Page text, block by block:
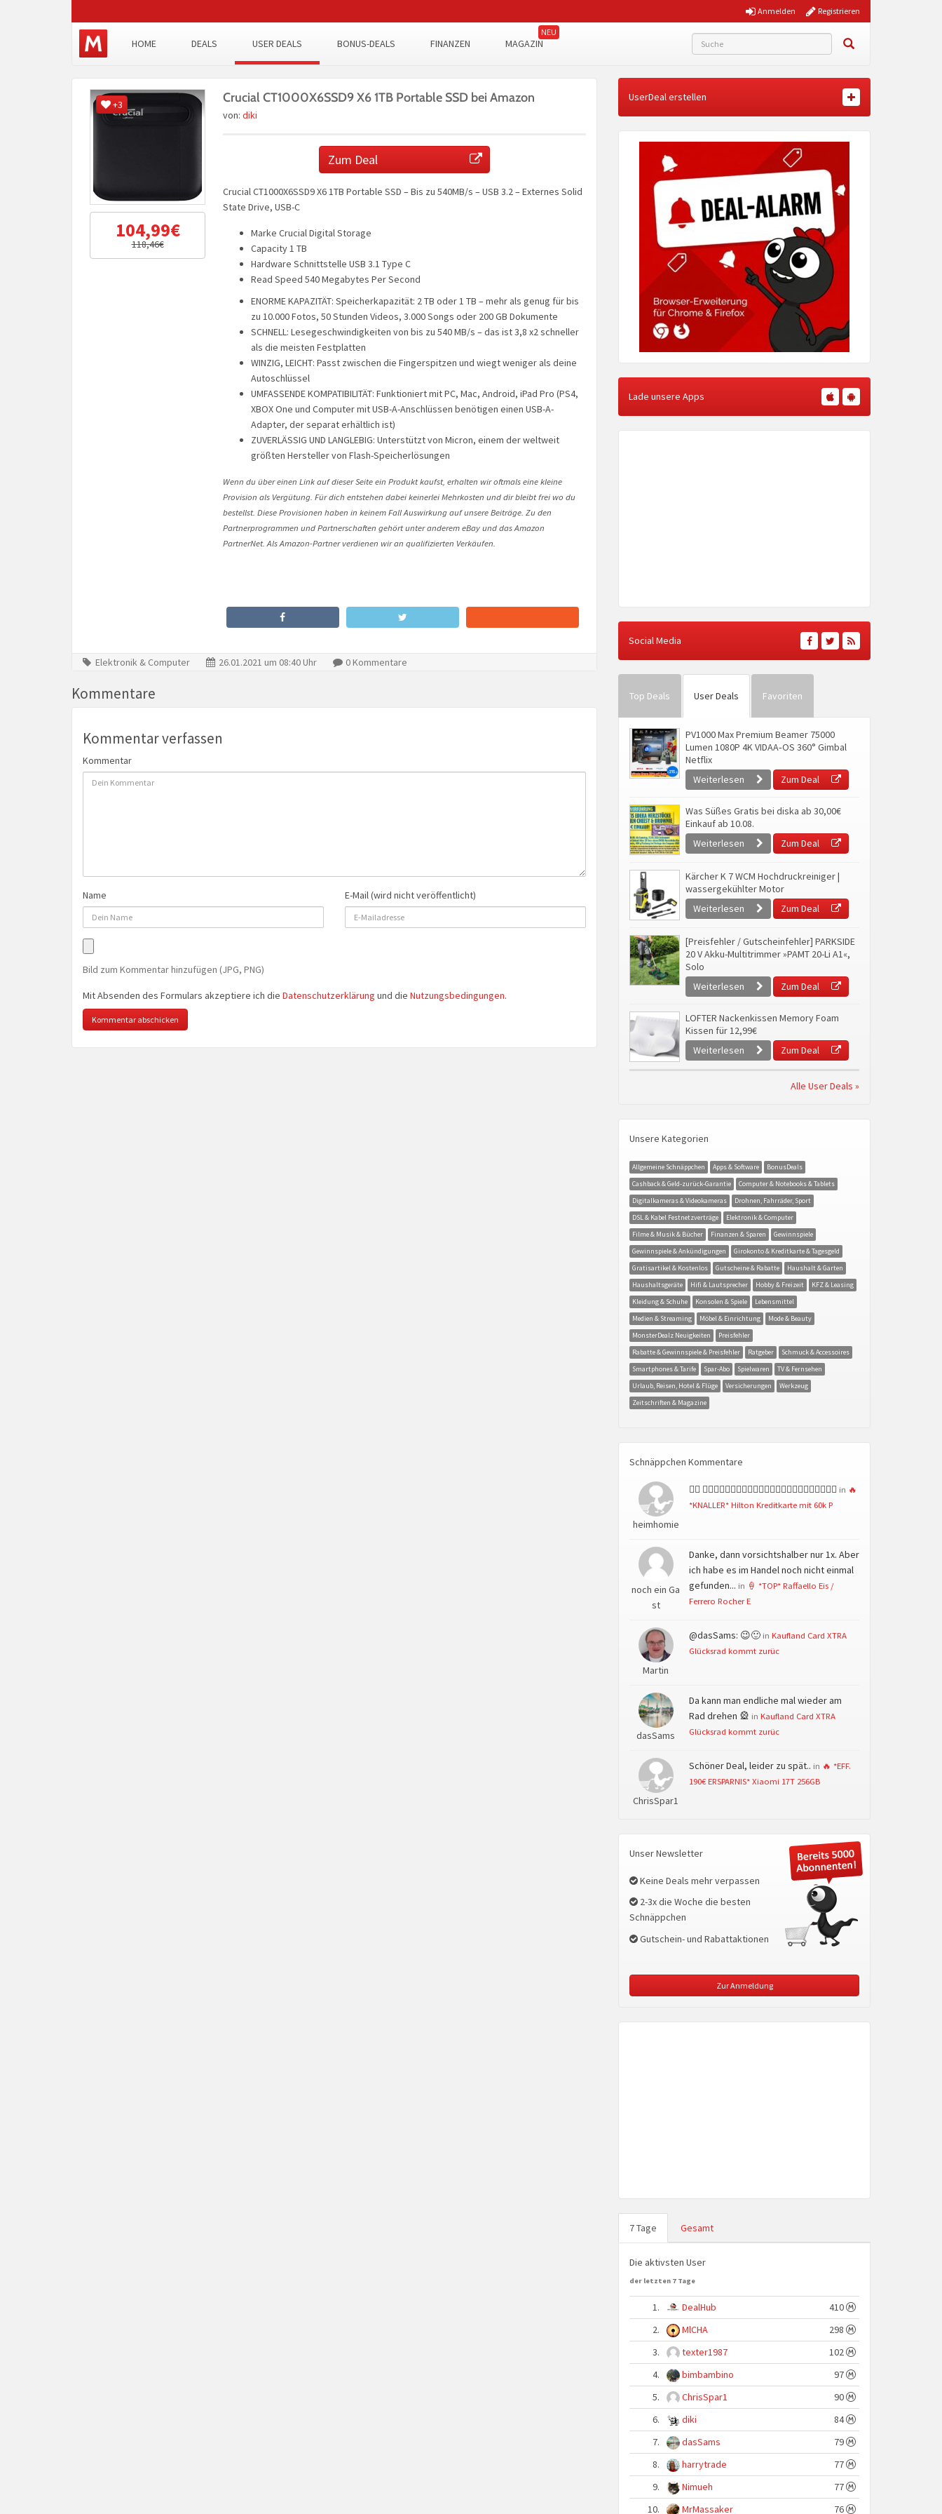
Registrieren
Anmelden
HOME DEALS USER DEALS BONUS-DEALS FINANZEN MAGAZIN
+3
104,99€
118,46€
Crucial CT1000X6SSD9 X6 1TB Portable SSD bei Amazon
von: diki
Zum Deal
Crucial CT1000X6SSD9 X6 1TB Portable SSD – Bis zu 540MB/s – USB 3.2 – Externes Solid
State Drive, USB-C
Marke Crucial Digital Storage
Capacity 1 TB
Hardware Schnittstelle USB 3.1 Type C
Read Speed 540 Megabytes Per Second
ENORME KAPAZITÄT: Speicherkapazität: 2 TB oder 1 TB – mehr als genug für bis
zu 10.000 Fotos, 50 Stunden Videos, 3.000 Songs oder 200 GB Dokumente
SCHNELL: Lesegeschwindigkeiten von bis zu 540 MB/s – das ist 3,8 x2 schneller
als die meisten Festplatten
WINZIG, LEICHT: Passt zwischen die Fingerspitzen und wiegt weniger als deine
Autoschlüssel
UMFASSENDE KOMPATIBILITÄT: Funktioniert mit PC, Mac, Android, iPad Pro (PS4,
XBOX One und Computer mit USB-A-Anschlüssen benötigen einen USB-A-
Adapter, der separat erhältlich ist)
ZUVERLÄSSIG UND LANGLEBIG: Unterstützt von Micron, einem der weltweit
größten Hersteller von Flash-Speicherlösungen
Wenn du über einen Link auf dieser Seite ein Produkt kaufst, erhalten wir oftmals eine kleine
Provision als Vergütung. Für dich entstehen dabei keinerlei Mehrkosten und dir bleibt frei wo du
bestellst. Diese Provisionen haben in keinem Fall Auswirkung auf unsere Beiträge. Zu den
Partnerprogrammen und Partnerschaften gehört unter anderem eBay und das Amazon
PartnerNet. Als Amazon-Partner verdienen wir an qualifizierten Verkäufen.
Elektronik & Computer 26.01.2021 um 08:40 Uhr 0 Kommentare
Kommentare
Kommentar verfassen
Kommentar
Name E-Mail (wird nicht veröffentlicht)
Bild zum Kommentar hinzufügen (JPG, PNG)
Mit Absenden des Formulars akzeptiere ich die Datenschutzerklärung und die Nutzungsbedingungen.
UserDeal erstellen
Lade unsere Apps
Social Media
Top Deals User Deals Favoriten
PV1000 Max Premium Beamer 75000
Lumen 1080P 4K VIDAA‑OS 360° Gimbal
Netflix
Weiterlesen
Zum Deal
Was Süßes Gratis bei diska ab 30,00€
Einkauf ab 10.08.
Weiterlesen
Zum Deal
Kärcher K 7 WCM Hochdruckreiniger |
wassergekühlter Motor
Weiterlesen
Zum Deal
[Preisfehler / Gutscheinfehler] PARKSIDE
20 V Akku-Multitrimmer »PAMT 20-Li A1«,
Solo
Weiterlesen
Zum Deal
LOFTER Nackenkissen Memory Foam
Kissen für 12,99€
Weiterlesen
Zum Deal
Alle User Deals »
Unsere Kategorien
Allgemeine Schnäppchen Apps & Software
BonusDeals
Cashback & Geld-zurück-Garantie
Computer & Notebooks & Tablets
Digitalkameras & Videokameras
Drohnen, Fahrräder, Sport
DSL & Kabel Festnetzverträge
Elektronik & Computer
Filme & Musik & Bücher
Finanzen & Sparen
Gewinnspiele
Gewinnspiele & Ankündigungen
Girokonto & Kreditkarte & Tagesgeld
Gratisartikel & Kostenlos
Gutscheine & Rabatte
Haushalt & Garten
Haushaltsgeräte
Hifi & Lautsprecher Hobby & Freizeit
KFZ & Leasing
Kleidung & Schuhe
Konsolen & Spiele
Lebensmittel
Medien & Streaming
Möbel & Einrichtung
Mode & Beauty
MonsterDealz Neuigkeiten
Preisfehler
Rabatte & Gewinnspiele & Preisfehler
Ratgeber
Schmuck & Accessoires
Smartphones & Tarife
Spar-Abo Spielwaren
TV & Fernsehen
Urlaub, Reisen, Hotel & Flüge
Versicherungen
Werkzeug
Zeitschriften & Magazine
Schnäppchen Kommentare
heimhomie
👍🏻 👍🏻👍🏻👍🏻👍🏻👍🏻👍🏻👍🏻👍🏻👍🏻👍🏻👍🏻👍🏻 in 🔥
*KNALLER* Hilton Kreditkarte mit 60k P
noch ein Ga
st
Danke, dann vorsichtshalber nur 1x. Aber
ich habe es im Handel noch nicht einmal
gefunden... in 🍦 *TOP* Raffaello Eis /
Ferrero Rocher E
Martin
@dasSams: 😉🙂 in Kaufland Card XTRA
Glücksrad kommt zurüc
dasSams
Da kann man endliche mal wieder am
Rad drehen 🎡 in Kaufland Card XTRA
Glücksrad kommt zurüc
ChrisSpar1
Schöner Deal, leider zu spät.. in 🔥 *EFF.
190€ ERSPARNIS* Xiaomi 17T 256GB
Unser Newsletter
Keine Deals mehr verpassen
2-3x die Woche die besten
Schnäppchen
Gutschein- und Rabattaktionen
Zur Anmeldung
7 Tage Gesamt
Die aktivsten User
der letzten 7 Tage
1. DealHub
410
2.
MlCHA
298
3.
texter1987
102
4.
bimbambino
97
5.
ChrisSpar1
90
6.
diki
84
7.
dasSams
79
8.
harrytrade
77
9.
Nimueh
77
10.
MrMassaker 76